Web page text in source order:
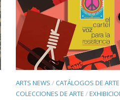
ARTS NEWS /CATÁLOGOS DE ARTE
COLECCIONES DE ARTE /